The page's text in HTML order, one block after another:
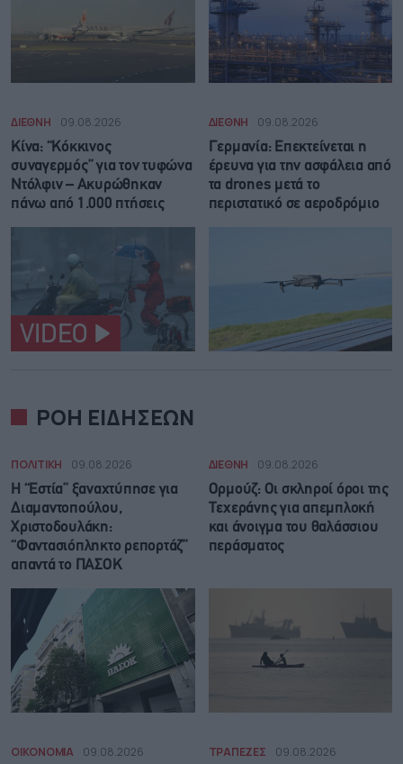
ΔΙΕΘΝΗ 09.08.2026
Κίνα: “Κόκκινος
συναγερμός” για τον τυφώνα
Ντόλφιν – Ακυρώθηκαν
πάνω από 1.000 πτήσεις
VIDEO
ΔΙΕΘΝΗ 09.08.2026
Γερμανία: Επεκτείνεται η
έρευνα για την ασφάλεια από
τα drones μετά το
περιστατικό σε αεροδρόμιο
ΡΟΗ ΕΙΔΗΣΕΩΝ
ΠΟΛΙΤΙΚΗ 09.08.2026
Η “Εστία” ξαναχτύπησε για
Διαμαντοπούλου,
Χριστοδουλάκη:
“Φαντασιόπληκτο ρεπορτάζ”
απαντά το ΠΑΣΟΚ
ΔΙΕΘΝΗ 09.08.2026
Ορμούζ: Οι σκληροί όροι της
Τεχεράνης για απεμπλοκή
και άνοιγμα του θαλάσσιου
περάσματος
ΟΙΚΟΝΟΜΙΑ 09.08.2026 ΤΡΑΠΕΖΕΣ 09.08.2026